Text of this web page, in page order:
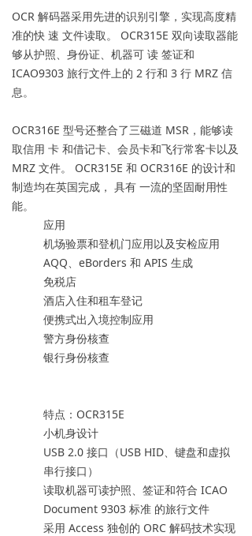
OCR 解码器采用先进的识别引擎，实现高度精
准的快 速 文件读取。 OCR315E 双向读取器能
够从护照、身份证、机器可 读 签证和
ICAO9303 旅行文件上的 2 行和 3 行 MRZ 信
息。
OCR316E 型号还整合了三磁道 MSR，能够读
取信用 卡 和借记卡、会员卡和飞行常客卡以及
MRZ 文件。 OCR315E 和 OCR316E 的设计和
制造均在英国完成， 具有 一流的坚固耐用性
能。
应用
机场验票和登机门应用以及安检应用
AQQ、eBorders 和 APIS 生成
免税店
酒店入住和租车登记
便携式出入境控制应用
警方身份核查
银行身份核查
特点：OCR315E
小机身设计
USB 2.0 接口（USB HID、键盘和虚拟
串行接口）
读取机器可读护照、签证和符合 ICAO
Document 9303 标准 的旅行文件
采用 Access 独创的 ORC 解码技术实现